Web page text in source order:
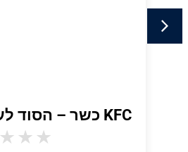
KFC כשר – הסוד לעוף המטוגן נחשף
★
★
★